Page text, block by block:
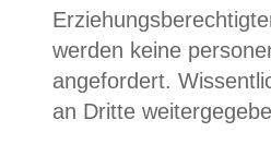
werden keine
angefordert.
an Dritte